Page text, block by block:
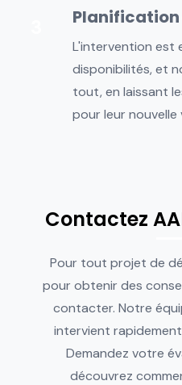
L'intervention est
disponibilités, et
tout, en laissant
pour leur nouvelle
Contactez
Pour tout projet de
pour obtenir des
contacter. Notre
intervient
Demandez votre
découvrez